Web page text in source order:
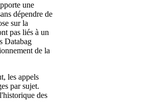
une
dépendre de
sur la
pas liés à un
Databag
de la
les appels
par sujet.
des